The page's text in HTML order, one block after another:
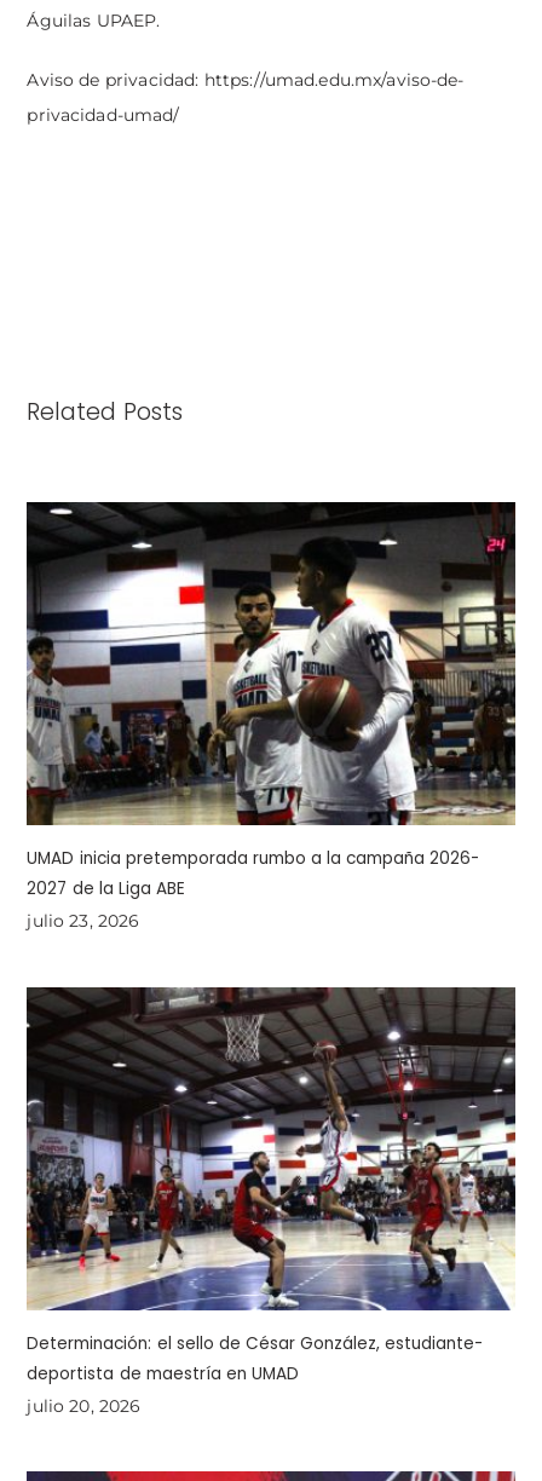
Águilas UPAEP.
Aviso de privacidad: https://umad.edu.mx/aviso-de-
privacidad-umad/
Related Posts
UMAD inicia pretemporada rumbo a la campaña 2026-
2027 de la Liga ABE
julio 23, 2026
Determinación: el sello de César González, estudiante-
deportista de maestría en UMAD
julio 20, 2026